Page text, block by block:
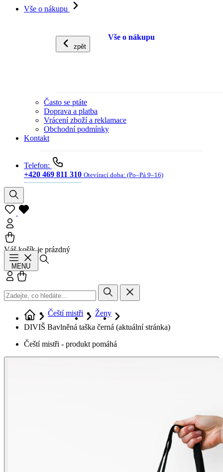
Vše o nákupu
zpět
Vše o nákupu
Často se ptáte
Doprava a platba
Vrácení zboží a reklamace
Obchodní podmínky
Kontakt
Telefon:
+420 469 811 310 Otevírací doba: (Po–Pá 9–16)
Váš košík je prázdný
MENU
Přihlásit se
Čeští mistři
Ženy
DIVIŠ Bavlněná taška černá (aktuální stránka)
Čeští mistři - produkt pomáhá